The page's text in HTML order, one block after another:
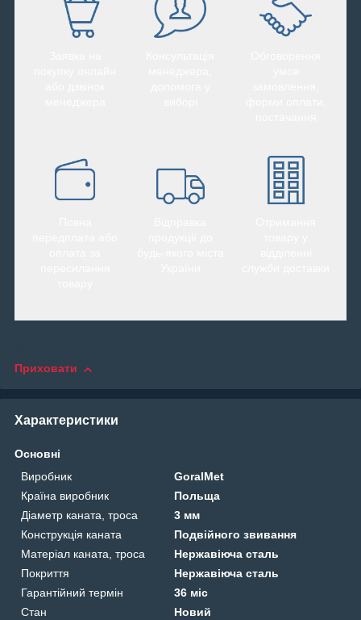
Приховати
Характеристики
Основні
Виробник
GoralMet
Країна виробник
Польща
Діаметр каната, троса
3 мм
Конструкція каната
Подвійного звивання
Матеріал каната, троса
Нержавіюча сталь
Покриття
Нержавіюча сталь
Гарантійний термін
36 міс
Стан
Новий